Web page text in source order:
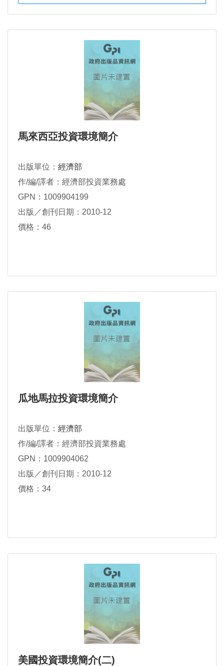
馬來西亞投資環境簡介
出版單位： 經濟部
作/編/譯者：經濟部投資業務處
GPN：1009904199
出版／創刊日期：2010-12
價格：46
瓜地馬拉投資環境簡介
出版單位： 經濟部
作/編/譯者：經濟部投資業務處
GPN：1009904062
出版／創刊日期：2010-12
價格：34
美國投資環境簡介(二)